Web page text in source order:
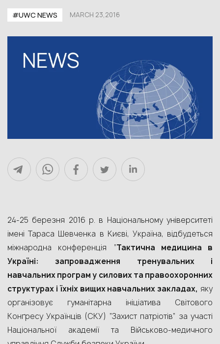
#UWC NEWS MARCH 23,2016
24-25 березня 2016 р. в Національному університеті
імені Тараса Шевченка в Києві, Україна, відбудеться
міжнародна конференція “Тактична медицина в
Україні: запровадження тренувальних і
навчальних програм у силових та правоохоронних
структурах і їхніх вищих навчальних закладах, яку
організовує гуманітарна ініціатива Світового
Конґресу Українців (СКУ) “Захист патріотів” за участі
Національної академії та Військово-медичного